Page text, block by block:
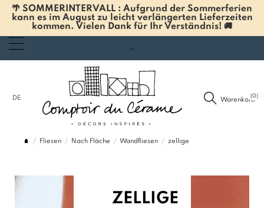
🌴 SOMMERINTERVALL : Aufgrund der Sommerferien
kann es im August zu leicht verlängerten Lieferzeiten
kommen. Vielen Dank für Ihr Verständnis! 🚚
DE Warenkorb
(0)
Fliesen Nach Fläche Wandfliesen zellige
ZELLIGE